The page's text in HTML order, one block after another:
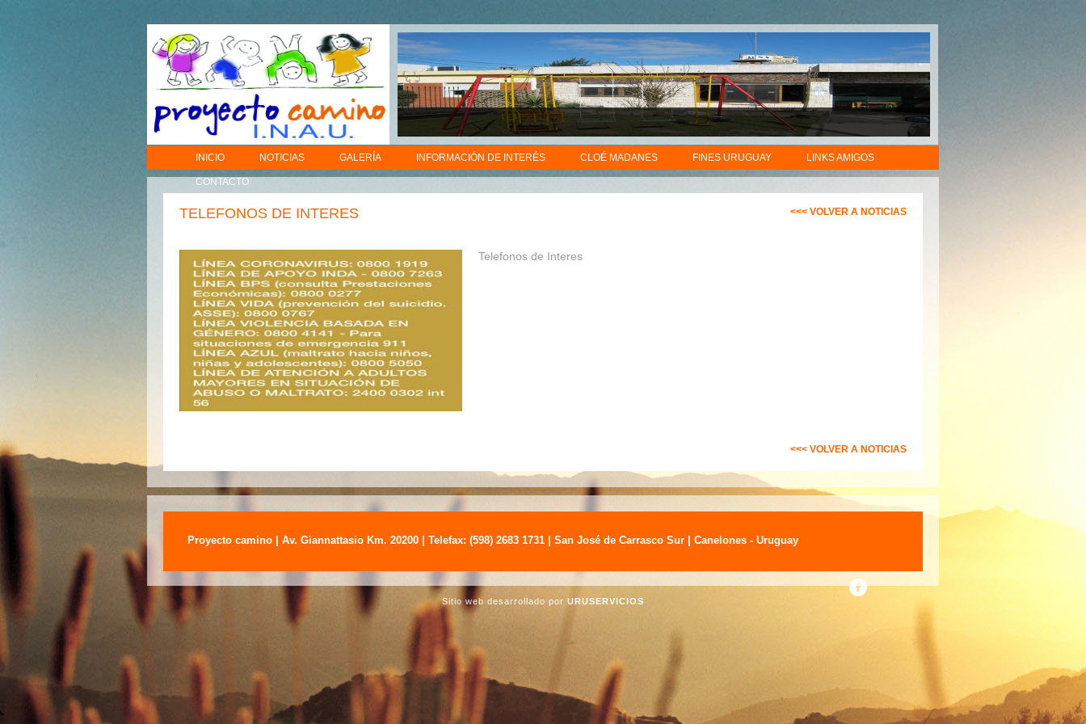
INICIO NOTICIAS GALERÍA INFORMACIÓN DE INTERÉS CLOÉ MADANES FINES URUGUAY LINKS AMIGOS
CONTACTO
TELEFONOS DE INTERES <<< VOLVER A NOTICIAS
Telefonos de Interes
<<< VOLVER A NOTICIAS
Proyecto camino | Av. Giannattasio Km. 20200 | Telefax: (598) 2683 1731 | San José de Carrasco Sur | Canelones - Uruguay
Sitio web desarrollado por URUSERVICIOS